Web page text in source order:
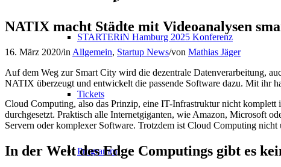
STARTERiN Hamburg 2025 Konferenz
Tickets
Programm
NATIX macht Städte mit Videoanalysen
16. März 2020/in Allgemein, Startup News/von Mathias Jäger
Auf dem Weg zur Smart City wird die dezentrale Datenverarbeitung,
NATIX überzeugt und entwickelt die passende Software dazu. Mit ihr
Cloud Computing, also das Prinzip, eine IT-Infrastruktur nicht komplett
durchgesetzt. Praktisch alle Internetgiganten, wie Amazon, Microsoft
Servern oder komplexer Software. Trotzdem ist Cloud Computing
In der Welt des Edge Computings gibt es